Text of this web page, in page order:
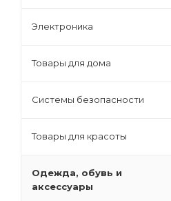
Электроника
Товары для дома
Системы безопасности
Товары для красоты
Одежда, обувь и
аксессуары